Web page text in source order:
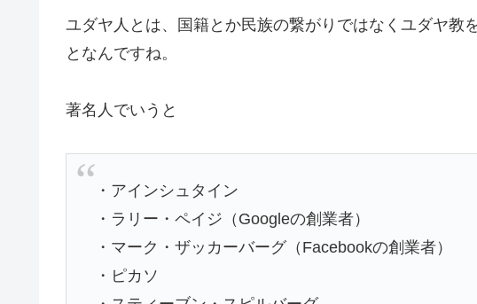
ユダヤ人とは、国籍とか民族の繋がりではなくユダヤ教
となんですね。
著名人でいうと
・アインシュタイン
・ラリー・ペイジ（Googleの創業者）
・マーク・ザッカーバーグ（Facebookの創業者）
・ピカソ